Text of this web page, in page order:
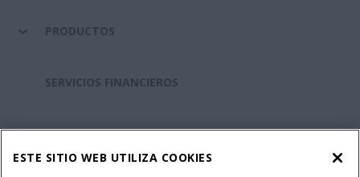
PRODUCTOS
SERVICIOS FINANCIEROS
REPUESTOS Y SERVICIOS
ESTE SITIO WEB UTILIZA COOKIES